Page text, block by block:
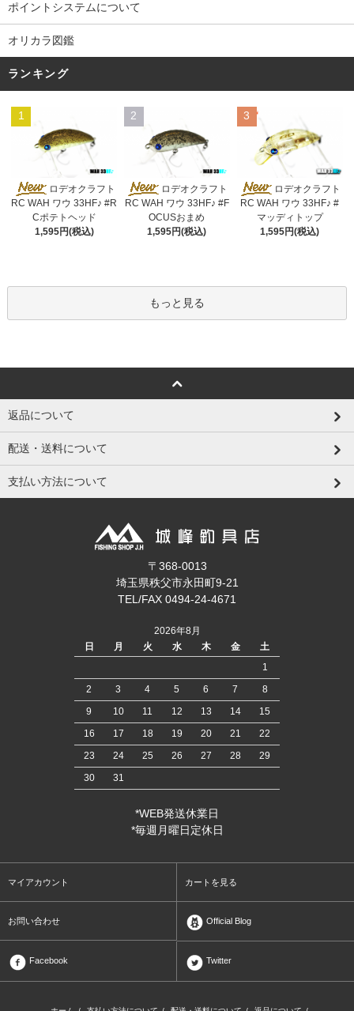
ポイントシステムについて
オリカラ図鑑
ランキング
1
ロデオクラフト
RC WAH ワウ 33HF♪ #R
Cポテトヘッド
1,595円(税込)
2
ロデオクラフト
RC WAH ワウ 33HF♪ #F
OCUSおまめ
1,595円(税込)
3
ロデオクラフト
RC WAH ワウ 33HF♪ #
マッディトップ
1,595円(税込)
もっと見る
返品について
配送・送料について
支払い方法について
〒368-0013
埼玉県秩父市永田町9-21
TEL/FAX 0494-24-4671
2026年8月
日
月 火 水 木 金
土
1
2
3 4 5 6 7
8
9
10 11 12 13 14
15
16
17 18 19 20 21
22
23
24 25 26 27 28
29
30
31
*WEB発送休業日
*毎週月曜日定休日
マイアカウント カートを見る
お問い合わせ Official Blog
Facebook Twitter